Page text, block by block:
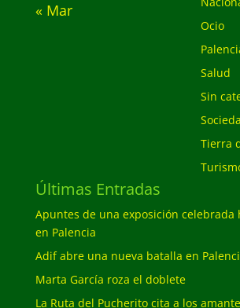
« Mar
Ocio
Salud
Sin
Tierra
Últimas Entradas
Apuntes de una exposición celebrada
en Palencia
Adif abre una nueva batalla en
Marta García roza el doblete
La Ruta del Pucherito cita a los